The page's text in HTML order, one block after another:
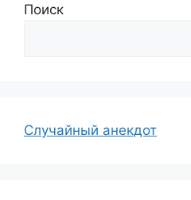
Поиск
Случайный анекдот